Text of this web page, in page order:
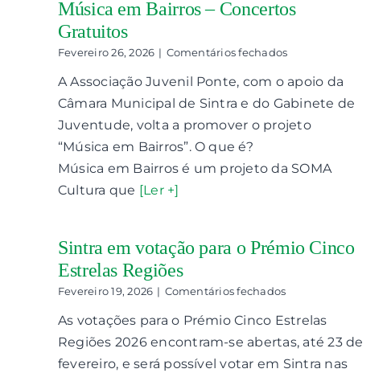
Música em Bairros – Concertos
Gratuitos
Fevereiro 26, 2026 | Comentários fechadosem
em
Bairros
Concertos
A Associação Juvenil Ponte, com o apoio da
Câmara Municipal de Sintra e do Gabinete de
Juventude, volta a promover o projeto
“Música em Bairros”. O que é?
Música em Bairros é um projeto da SOMA
Cultura que [Ler +]
Sintra em votação para o Prémio Cinco
Estrelas Regiões
Fevereiro 19, 2026 | Comentários fechadosem
em
votação
para
o
As votações para o Prémio Cinco Estrelas
Regiões 2026 encontram-se abertas, até 23 de
fevereiro, e será possível votar em Sintra nas